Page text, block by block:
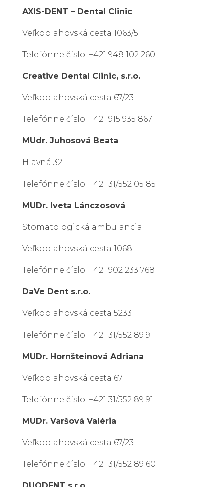
AXIS-DENT – Dental Clinic
Veľkoblahovská cesta 1063/5
Telefónne číslo: +421 948 102 260
Creative Dental Clinic, s.r.o.
Veľkoblahovská cesta 67/23
Telefónne číslo: +421 915 935 867
MUdr. Juhosová Beata
Hlavná 32
Telefónne číslo: +421 31/552 05 85
MUDr. Iveta Lánczosová
Stomatologická ambulancia
Veľkoblahovská cesta 1068
Telefónne číslo: +421 902 233 768
DaVe Dent s.r.o.
Veľkoblahovská cesta 5233
Telefónne číslo: +421 31/552 89 91
MUDr. Hornšteinová Adriana
Veľkoblahovská cesta 67
Telefónne číslo: +421 31/552 89 91
MUDr. Varšová Valéria
Veľkoblahovská cesta 67/23
Telefónne číslo: +421 31/552 89 60